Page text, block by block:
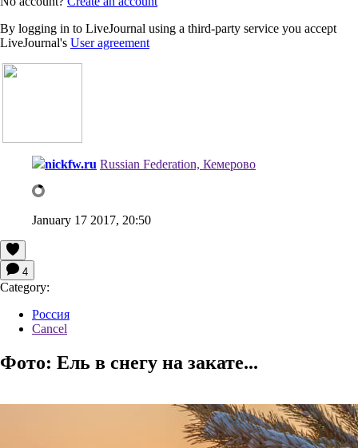
By logging in to LiveJournal using a third-party service you accept
LiveJournal's User agreement
nickfw.ru Russian Federation, Кемерово
January 17 2017, 20:50
4
Category:
Россия
Cancel
Фото: Ель в снегу на закате...